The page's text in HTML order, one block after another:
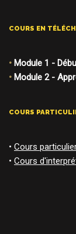
COURS EN
• Module 1 -
• Module 2 -
COURS
• Cours
• Cours